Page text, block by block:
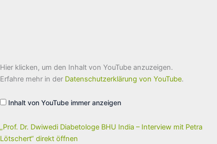
„Prof.
Dr.
Dwiwedi
India
–
Petra
Lötschert“
von
Hier klicken, um den Inhalt von YouTube anzuzeigen.
Erfahre mehr in der Datenschutzerklärung von YouTube.
Inhalt von YouTube immer anzeigen
„Prof. Dr. Dwiwedi Diabetologe BHU India – Interview mit Petra
Lötschert“ direkt öffnen